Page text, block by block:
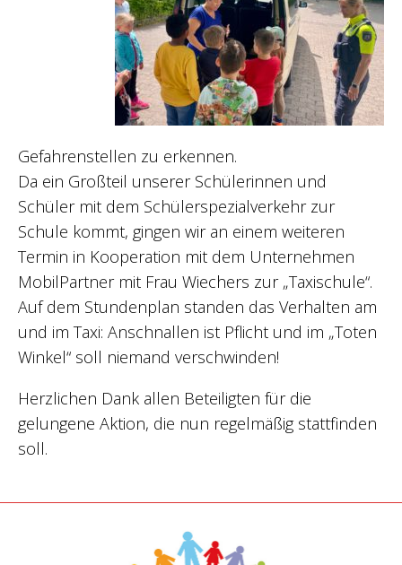
Gefahrenstellen zu erkennen.
Da ein Großteil unserer Schülerinnen und
Schüler mit dem Schülerspezialverkehr zur
Schule kommt, gingen wir an einem weiteren
Termin in Kooperation mit dem Unternehmen
MobilPartner mit Frau Wiechers zur „Taxischule“.
Auf dem Stundenplan standen das Verhalten am
und im Taxi: Anschnallen ist Pflicht und im „Toten
Winkel“ soll niemand verschwinden!
Herzlichen Dank allen Beteiligten für die
gelungene Aktion, die nun regelmäßig stattfinden
soll.